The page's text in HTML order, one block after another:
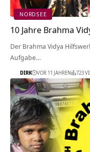
NORDSEE
10 Jahre Brahma
Der Brahma Vidya
Aufgabe…
DIRK VOR 11 JAHREN 723